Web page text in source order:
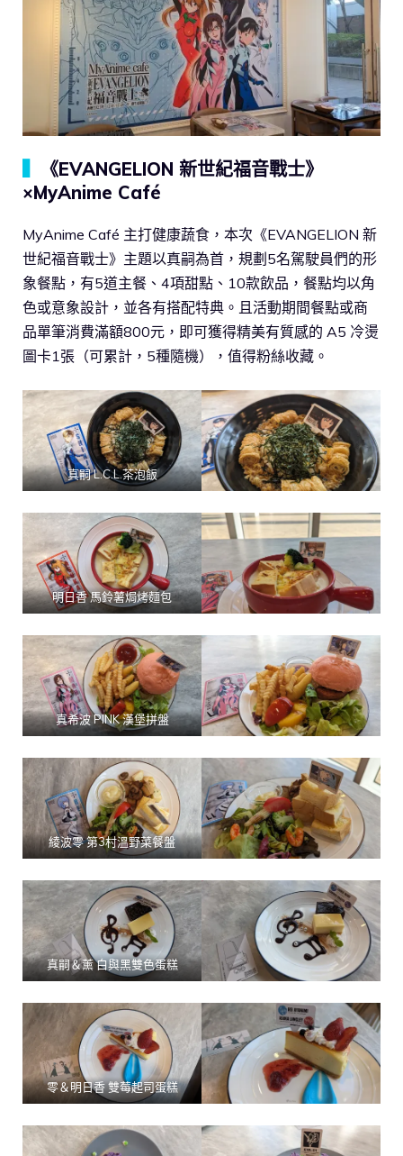
《EVANGELION 新世紀福音戰士》
×MyAnime Café
MyAnime Café 主打健康蔬食，本次《EVANGELION 新
世紀福音戰士》主題以真嗣為首，規劃5名駕駛員們的形
象餐點，有5道主餐、4項甜點、10款飲品，餐點均以角
色或意象設計，並各有搭配特典。且活動期間餐點或商
品單筆消費滿額800元，即可獲得精美有質感的 A5 冷燙
圖卡1張（可累計，5種隨機），值得粉絲收藏。
真嗣 L.C.L.茶泡飯
明日香 馬鈴薯焗烤麵包
真希波 PINK 漢堡拼盤
綾波零 第3村溫野菜餐盤
真嗣＆薰 白與黑雙色蛋糕
零＆明日香 雙莓起司蛋糕